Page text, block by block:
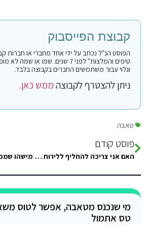
קבוצת הפייסבוק
הפוסט הנ"ל נכתב על ידי אחד מחברי או חברות
טיפים והמלצות" לפני 7 שנים. שמו
וגלוי עבור משתמשים החברים בקבוצה בלבד.
ניתן להצטרף לקבוצהממש כאן.
טאבה
פוסט קודם
האם אני צריכה להחליף ללירות מצריות ( במעבר גבול/ בכלל) או שקלים מתאים גם בסיני ?
מי שנכנס מטאבה, אפשר לטוס
טס אתמול